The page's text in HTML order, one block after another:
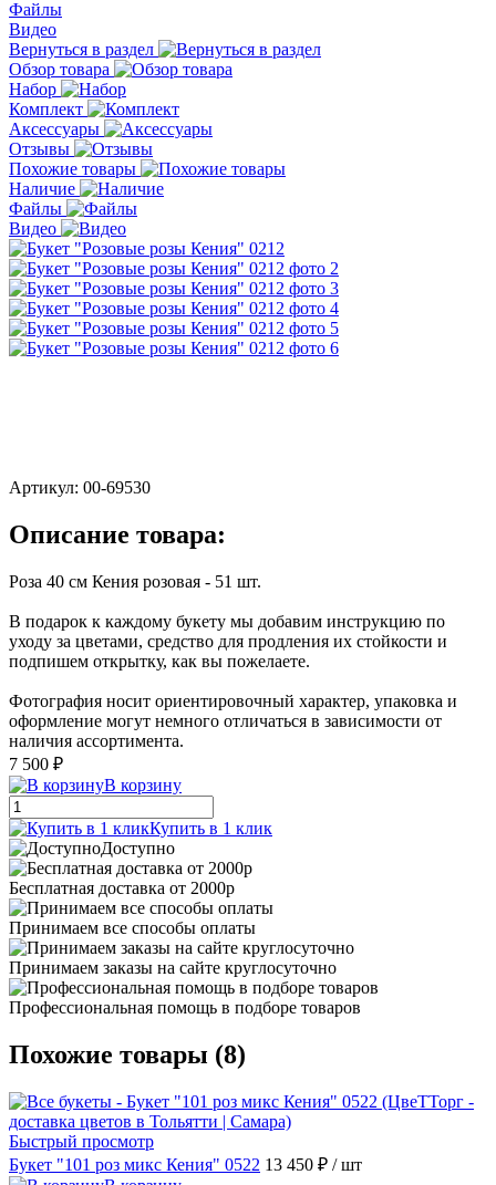
Файлы
Видео
Вернуться в раздел
Обзор товара
Набор
Комплект
Аксессуары
Отзывы
Похожие товары
Наличие
Файлы
Видео
Артикул: 00-69530
Описание товара:
Роза 40 см Кения розовая - 51 шт.
В подарок к каждому букету мы добавим инструкцию по
уходу за цветами, средство для продления их стойкости и
подпишем открытку, как вы пожелаете.
Фотография носит ориентировочный характер, упаковка и
оформление могут немного отличаться в зависимости от
наличия ассортимента.
7 500 ₽
В корзину
Купить в 1 клик
Доступно
Бесплатная доставка от 2000р
Принимаем все способы оплаты
Принимаем заказы на сайте круглосуточно
Профессиональная помощь в подборе товаров
Похожие товары (8)
Быстрый просмотр
Букет "101 роз микс Кения" 0522 13 450 ₽ / шт